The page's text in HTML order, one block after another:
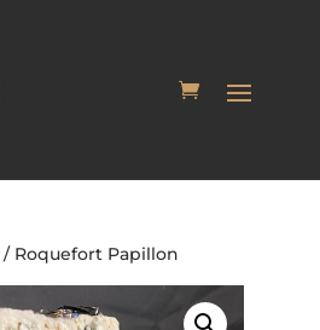
/ Roquefort Papillon